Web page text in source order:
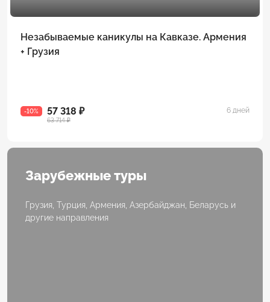
Незабываемые каникулы на Кавказе. Армения
+ Грузия
-10% 57 318 ₽
63 714 ₽
6 дней
Зарубежные туры
Грузия, Турция, Армения, Азербайджан, Беларусь и
другие направления